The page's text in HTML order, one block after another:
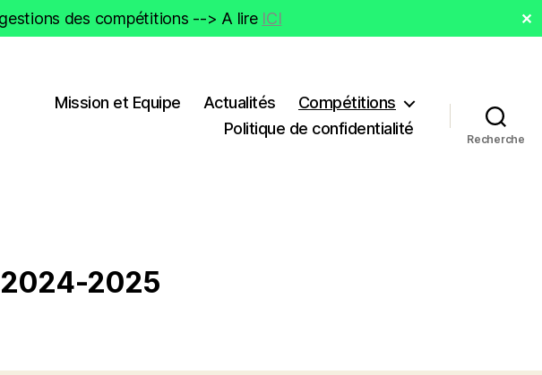
des compétitions --> A lire ICI ✕
Mission et Equipe Actualités
Compétitions
Politique de confidentialité
Recherche
2025